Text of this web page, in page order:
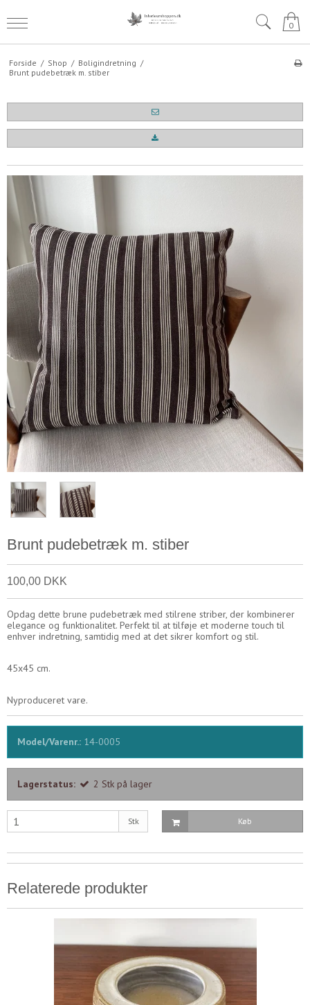
0
Forside / Shop / Boligindretning /
Brunt pudebetræk m. stiber
Brunt pudebetræk m. stiber
100,00 DKK
Opdag dette brune pudebetræk med stilrene striber, der kombinerer
elegance og funktionalitet. Perfekt til at tilføje et moderne touch til
enhver indretning, samtidig med at det sikrer komfort og stil.
45x45 cm.
Nyproduceret vare.
Model/Varenr.: 14-0005
Lagerstatus: 2 Stk på lager
Stk Køb
Relaterede produkter